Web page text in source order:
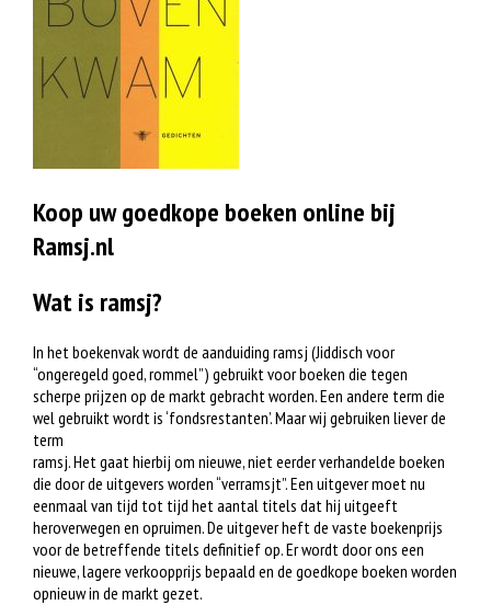
Koop uw goedkope boeken online bij
Ramsj.nl
Wat is ramsj?
In het boekenvak wordt de aanduiding ramsj (Jiddisch voor
“ongeregeld goed, rommel”) gebruikt voor boeken die tegen
scherpe prijzen op de markt gebracht worden. Een andere term die
wel gebruikt wordt is ‘fondsrestanten’. Maar wij gebruiken liever de
term
ramsj. Het gaat hierbij om nieuwe, niet eerder verhandelde boeken
die door de uitgevers worden “verramsjt”. Een uitgever moet nu
eenmaal van tijd tot tijd het aantal titels dat hij uitgeeft
heroverwegen en opruimen. De uitgever heft de vaste boekenprijs
voor de betreffende titels definitief op. Er wordt door ons een
nieuwe, lagere verkoopprijs bepaald en de goedkope boeken worden
opnieuw in de markt gezet.